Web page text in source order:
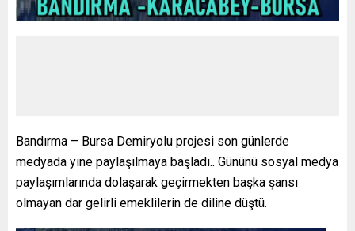
Bandırma – Bursa Demiryolu projesi son günlerde
medyada yine paylaşılmaya başladı.. Gününü sosyal medya
paylaşımlarında dolaşarak geçirmekten başka şansı
olmayan dar gelirli emeklilerin de diline düştü.